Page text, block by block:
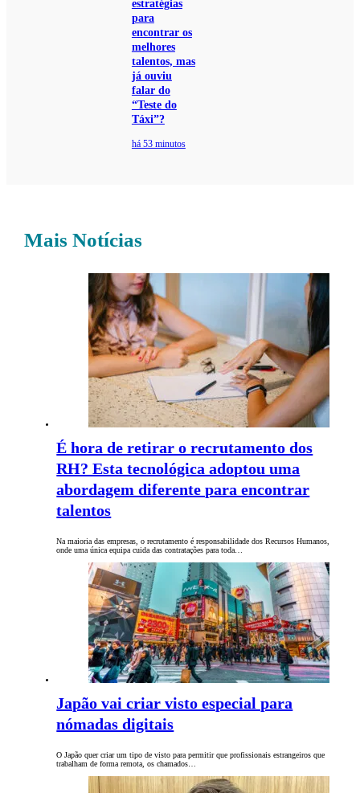
estratégias
para
encontrar os
melhores
talentos, mas
já ouviu
falar do
“Teste do
Táxi”?
há 53 minutos
Mais Notícias
É hora de retirar o recrutamento dos
RH? Esta tecnológica adoptou uma
abordagem diferente para encontrar
talentos
Na maioria das empresas, o recrutamento é responsabilidade dos Recursos Humanos,
onde uma única equipa cuida das contratações para toda…
Japão vai criar visto especial para
nómadas digitais
O Japão quer criar um tipo de visto para permitir que profissionais estrangeiros que
trabalham de forma remota, os chamados…